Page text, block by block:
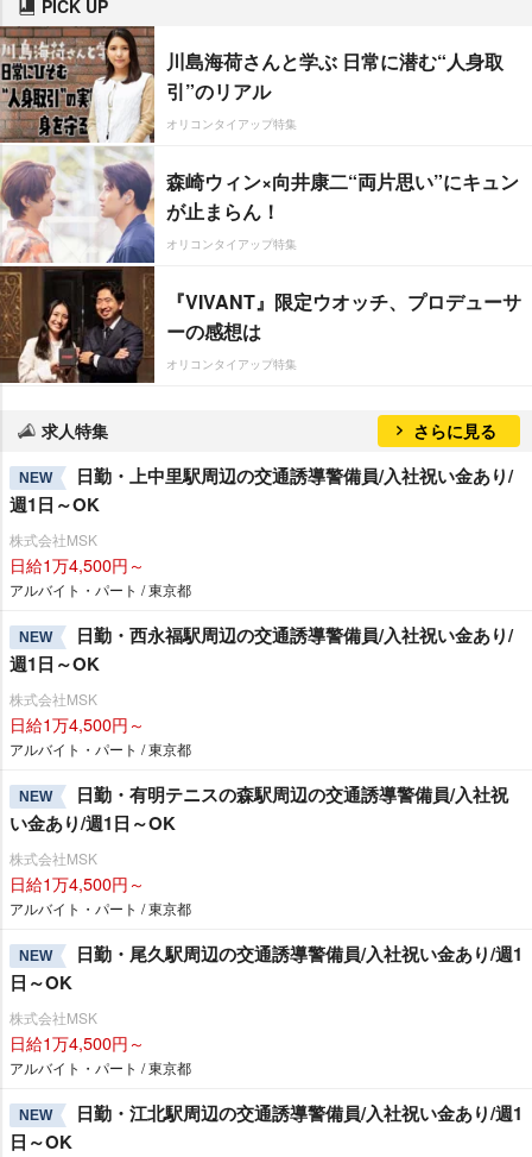
PICK UP
川島海荷さんと学ぶ 日常に潜む“人身取
引”のリアル
オリコンタイアップ特集
森崎ウィン×向井康二“両片思い”にキュン
が止まらん！
オリコンタイアップ特集
『VIVANT』限定ウオッチ、プロデューサ
ーの感想は
オリコンタイアップ特集
求人特集 さらに見る
NEW
日勤・上中里駅周辺の交通誘導警備員/入社祝い金あり/
週1日～OK
株式会社MSK
日給1万4,500円～
アルバイト・パート / 東京都
NEW
日勤・西永福駅周辺の交通誘導警備員/入社祝い金あり/
週1日～OK
株式会社MSK
日給1万4,500円～
アルバイト・パート / 東京都
NEW
日勤・有明テニスの森駅周辺の交通誘導警備員/入社祝
い金あり/週1日～OK
株式会社MSK
日給1万4,500円～
アルバイト・パート / 東京都
NEW
日勤・尾久駅周辺の交通誘導警備員/入社祝い金あり/週1
日～OK
株式会社MSK
日給1万4,500円～
アルバイト・パート / 東京都
NEW
日勤・江北駅周辺の交通誘導警備員/入社祝い金あり/週1
日～OK